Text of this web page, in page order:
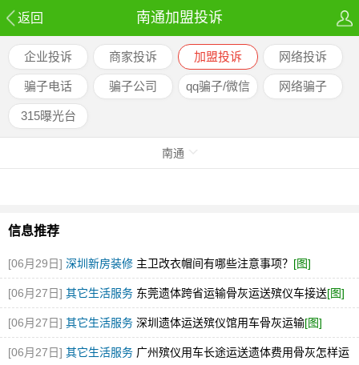
返回 南通加盟投诉
企业投诉 商家投诉 加盟投诉 网络投诉
骗子电话 骗子公司
qq骗子/微信
网络骗子
315曝光台
南通
信息推荐
[06月29日] 深圳新房装修 主卫改衣帽间有哪些注意事项？ [图]
[06月27日] 其它生活服务 东莞遗体跨省运输骨灰运送殡仪车接送[图]
[06月27日] 其它生活服务 深圳遗体运送殡仪馆用车骨灰运输[图]
[06月27日] 其它生活服务 广州殡仪用车长途运送遗体费用骨灰怎样运